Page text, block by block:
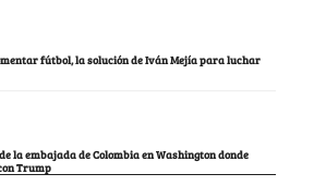
fútbol, la solución de Iván Mejía para luchar
la embajada de Colombia en Washington donde
Trump